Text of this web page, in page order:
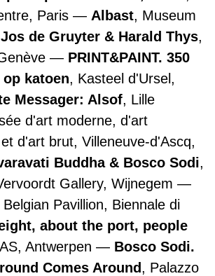
Paris
Albast, Museum
Jos de Gruyter & Harald Thys,
PRINT&PAINT. 350
katoen, Kasteel d'Ursel,
Messager: Alsof, Lille
d'art moderne, d'art
d'art brut, Villeneuve-d'Ascq,
Buddha & Bosco Sodi,
Gallery, Wijnegem
Belgian Pavillion, Biennale di
about the port, people
Antwerpen
Bosco Sodi.
Comes Around, Palazzo